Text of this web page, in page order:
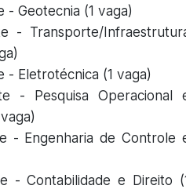
- Geotecnia (1 vaga)
- Transporte/
- Eletrotécnica (1 vaga)
- Pesquisa Operacional
- Engenharia de Controle
- Contabilidade e Direito